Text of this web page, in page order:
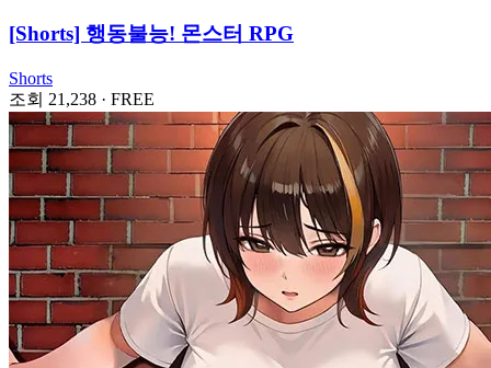
[Shorts] 행동불능! 몬스터 RPG
Shorts
조회 21,238 · FREE